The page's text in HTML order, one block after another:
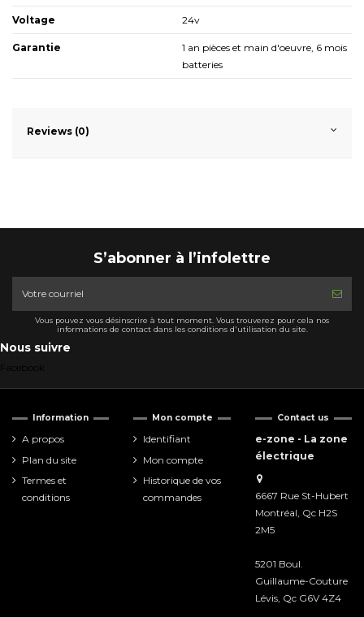
Voltage 24v
Garantie
1 an pièces et main d'oeuvre, 6 mois
batteries
Reviews (0)
S’abonner à l’infolettre
Vous pouvez vous désinscrire à tout moment. Vous trouverez pour cela nos
informations de contact dans les conditions d'utilisation du site.
Nous suivre
Information
A propos
Plan du site
Termes et
conditions
Mon compte
Identifiant
Mon compte
Historique de vos
commandes
Contact us
e-zone - La zone
électrique
6667 Rue St-Hubert
Montréal, Qc H2S
2M5
5201 Boul.
Guillaume-Couture
Lévis, Qc G6V 4Z4